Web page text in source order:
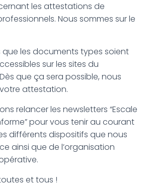
T
les attestations de
Nous sommes sur le
les documents types soient
sur les sites du
que ça sera possible, nous
attestation.
relancer les newsletters “Escale
pour vous tenir au courant
différents dispositifs que nous
ainsi que de l’organisation
et tous !